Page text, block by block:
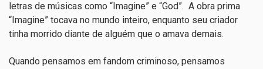
letras de músicas como “Imagine” e “God”. A obra prima
“Imagine” tocava no mundo inteiro, enquanto seu criador
tinha morrido diante de alguém que o amava demais.
Quando pensamos em fandom criminoso, pensamos